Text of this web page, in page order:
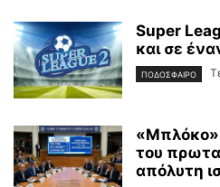
Super
και σε
ΠΟΔΟΣΦΑΙΡΟ
«Μπλόκο»
του
απόλυτη